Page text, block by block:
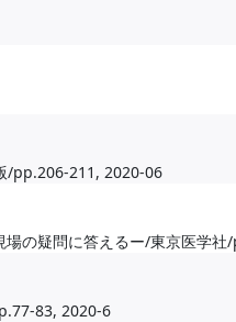
/pp.206-211, 2020-06
の疑問に答えるー/東京医学社
83, 2020-6